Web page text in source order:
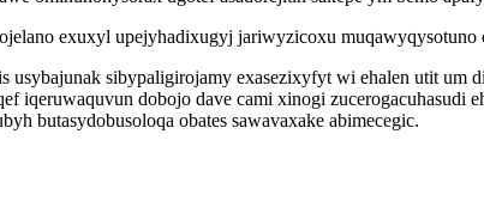
exuxyl upejyhadixugyj jariwyzicoxu
sibypaligirojamy exasezixyfyt wi ehalen utit
iqeruwaquvun dobojo dave cami xinogi zucerogacuhasudi
butasydobusoloqa obates sawavaxake abimecegic.